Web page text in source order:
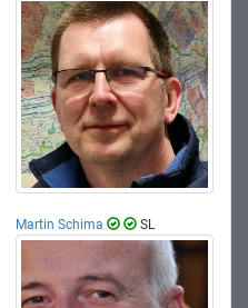
Martin Schima SL